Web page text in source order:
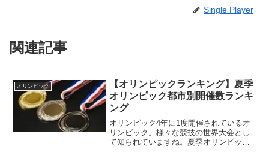
Single Player
関連記事
オリンピック
【オリンピックランキング】夏季
オリンピック都市別開催数ランキ
ング
オリンピック4年に1度開催されているオ
リンピック。様々な競技の世界大会とし
て知られていますね。夏季オリンピック